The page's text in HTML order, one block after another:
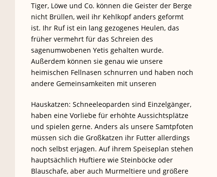
Tiger, Löwe und Co. können die Geister der Berge
nicht Brüllen, weil ihr Kehlkopf anders geformt
ist. Ihr Ruf ist ein lang gezogenes Heulen, das
früher vermehrt für das Schreien des
sagenumwobenen Yetis gehalten wurde.
Außerdem können sie genau wie unsere
heimischen Fellnasen schnurren und haben noch
andere Gemeinsamkeiten mit unseren
Hauskatzen: Schneeleoparden sind Einzelgänger,
haben eine Vorliebe für erhöhte Aussichtsplätze
und spielen gerne. Anders als unsere Samtpfoten
müssen sich die Großkatzen ihr Futter allerdings
noch selbst erjagen. Auf ihrem Speiseplan stehen
hauptsächlich Huftiere wie Steinböcke oder
Blauschafe, aber auch Murmeltiere und größere